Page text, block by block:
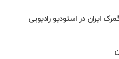
ایران در استودیو رادیویی